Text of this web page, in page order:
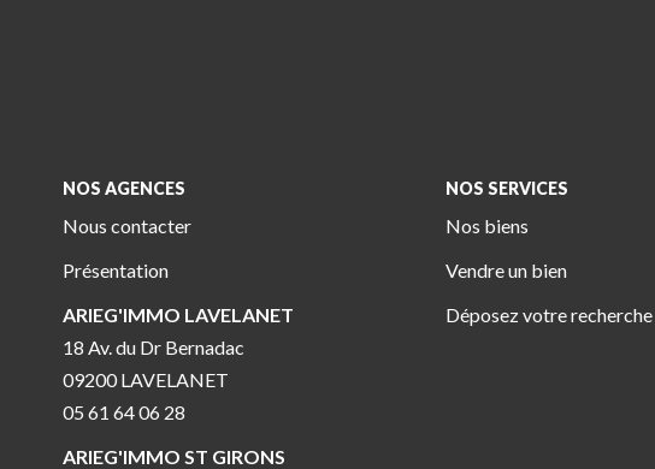
NOS AGENCES
Nous contacter
Présentation
ARIEG'IMMO LAVELANET
18 Av. du Dr Bernadac
09200 LAVELANET
05 61 64 06 28
ARIEG'IMMO ST GIRONS
NOS SERVICES
Nos biens
Vendre un bien
Déposez votre recherche